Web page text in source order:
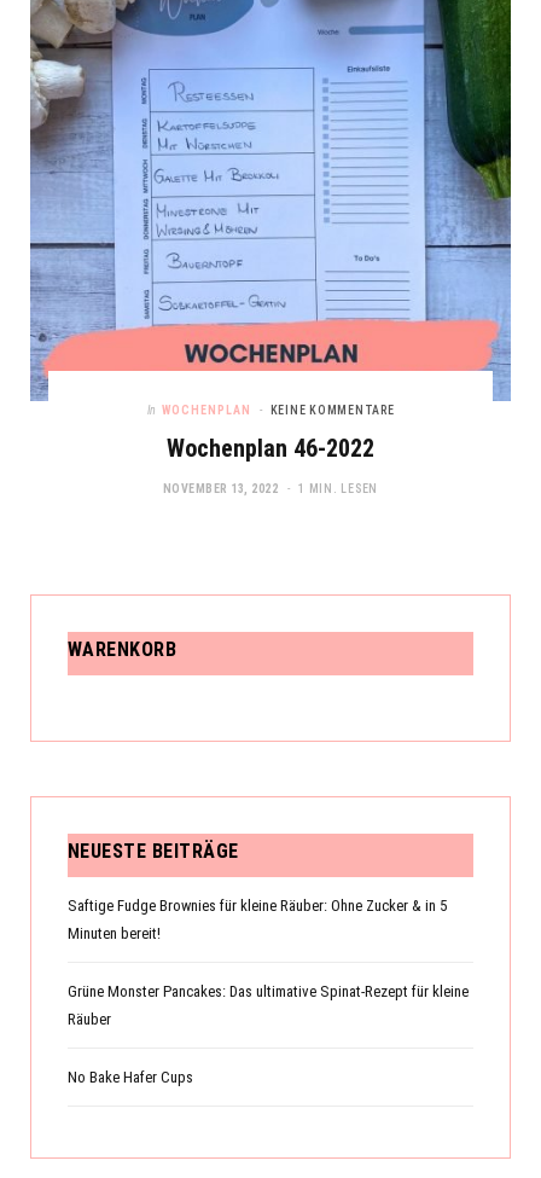
In WOCHENPLAN KEINE KOMMENTARE
Wochenplan 46-2022
NOVEMBER 13, 2022 1 MIN. LESEN
WARENKORB
NEUESTE BEITRÄGE
Saftige Fudge Brownies für kleine Räuber: Ohne Zucker & in 5
Minuten bereit!
Grüne Monster Pancakes: Das ultimative Spinat-Rezept für kleine
Räuber
No Bake Hafer Cups